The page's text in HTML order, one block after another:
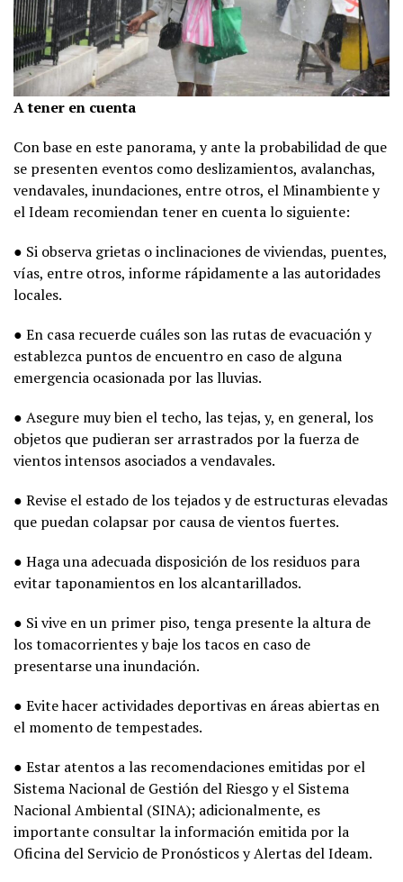
A tener en cuenta
Con base en este panorama, y ante la probabilidad de que
se presenten eventos como deslizamientos, avalanchas,
vendavales, inundaciones, entre otros, el Minambiente y
el Ideam recomiendan tener en cuenta lo siguiente:
● Si observa grietas o inclinaciones de viviendas, puentes,
vías, entre otros, informe rápidamente a las autoridades
locales.
● En casa recuerde cuáles son las rutas de evacuación y
establezca puntos de encuentro en caso de alguna
emergencia ocasionada por las lluvias.
● Asegure muy bien el techo, las tejas, y, en general, los
objetos que pudieran ser arrastrados por la fuerza de
vientos intensos asociados a vendavales.
● Revise el estado de los tejados y de estructuras elevadas
que puedan colapsar por causa de vientos fuertes.
● Haga una adecuada disposición de los residuos para
evitar taponamientos en los alcantarillados.
● Si vive en un primer piso, tenga presente la altura de
los tomacorrientes y baje los tacos en caso de
presentarse una inundación.
● Evite hacer actividades deportivas en áreas abiertas en
el momento de tempestades.
● Estar atentos a las recomendaciones emitidas por el
Sistema Nacional de Gestión del Riesgo y el Sistema
Nacional Ambiental (SINA); adicionalmente, es
importante consultar la información emitida por la
Oficina del Servicio de Pronósticos y Alertas del Ideam.